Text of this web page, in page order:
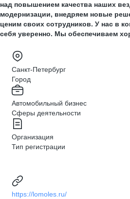
над повышением качества наших
модернизации, внедряем новые
ценим своих сотрудников. У нас в
себя уверенно. Мы обеспечиваем
Санкт-Петербург
Город
Автомобильный бизнес
Сферы деятельности
Организация
Тип регистрации
https://lomoles.ru/